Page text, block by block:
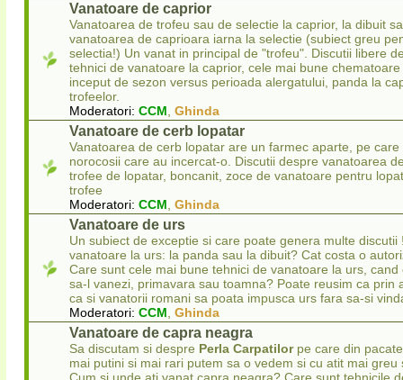
Vanatoare de caprior
Vanatoarea de trofeu sau de selectie la caprior, la dibuit
vanatoarea de caprioara iarna la selectie (subiect greu
selectia!) Un vanat in principal de "trofeu". Discutii libere
tehnici de vanatoare la caprior, cele mai bune
inceput de sezon versus perioada alergatului, panda la
trofeelor.
Moderatori: CCM, Ghinda
Vanatoare de cerb lopatar
Vanatoarea de cerb lopatar are un farmec aparte, pe
norocosii care au incercat-o. Discutii despre vanatoarea
trofee de lopatar, boncanit, zoce de vanatoare pentru
trofee
Moderatori: CCM, Ghinda
Vanatoare de urs
Un subiect de exceptie si care poate genera multe discutii
vanatoare la urs: la panda sau la dibuit? Cat costa o
Care sunt cele mai bune tehnici de vanatoare la urs, cand
sa-l vanezi, primavara sau toamna? Poate reusim ca prin
ca si vanatorii romani sa poata impusca urs fara sa-si
Moderatori: CCM, Ghinda
Vanatoare de capra neagra
Sa discutam si despre Perla Carpatilorpe care din
mai putini si mai rari putem sa o vedem si cu atit mai greu